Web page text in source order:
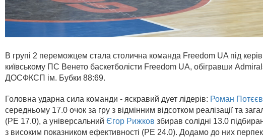
В групі 2 переможцем стала столична команда Freedom UA під
київському ПС Венето баскетболісти Freedom UA, обігравши
ДОСФКСП ім. Бубки 88:69.
Головна ударна сила команди - яскравий дует лідерів: Роман Потєєв
середньому 17.0 очок за гру з відмінним відсотком реалізації та
(РЕ 17.0), а універсальний Єгор Рижков збирав солідні 13.0
з високим показником ефективності (РЕ 24.0). Додамо до них